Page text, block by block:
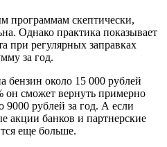
программам скептически,
Однако практика показывает
при регулярных заправках
за год.
бензин около 15 000 рублей
он сможет вернуть примерно
9000 рублей за год. А если
акции банков и партнерские
еще больше.